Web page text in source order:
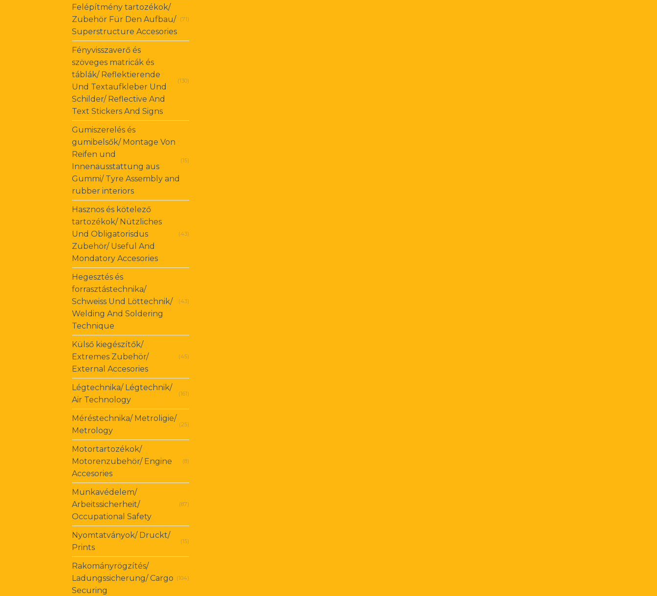
Felépítmény tartozékok/
Zubehör Für Den Aufbau/
Superstructure Accesories
(71)
Fényvisszaverő és
szöveges matricák és
táblák/ Reflektierende
Und Textaufkleber Und
Schilder/ Reflective And
Text Stickers And Signs
(130)
Gumiszerelés és
gumibelsők/ Montage Von
Reifen und
Innenausstattung aus
Gummi/ Tyre Assembly and
rubber interiors
(15)
Hasznos és kötelező
tartozékok/ Nützliches
Und Obligatorisdus
Zubehör/ Useful And
Mondatory Accesories
(43)
Hegesztés és
forrasztástechnika/
Schweiss Und Löttechnik/
Welding And Soldering
Technique
(43)
Külső kiegészítők/
Extremes Zubehör/
External Accesories
(45)
Légtechnika/ Légtechnik/
Air Technology
(161)
Méréstechnika/ Metroligie/
Metrology
(25)
Motortartozékok/
Motorenzubehör/ Engine
Accesories
(8)
Munkavédelem/
Arbeitssicherheit/
Occupational Safety
(87)
Nyomtatványok/ Druckt/
Prints
(15)
Rakományrögzítés/
Ladungssicherung/ Cargo
Securing
(104)